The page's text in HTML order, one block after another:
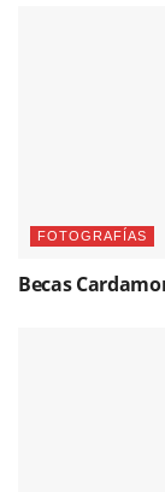
FOTOGRAFÍAS
Becas